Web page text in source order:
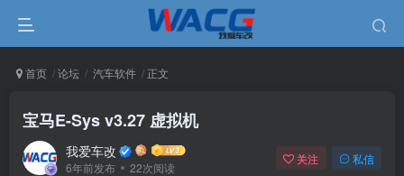
首页 论坛 汽车软件 正文
宝马E-Sys v3.27 虚拟机
我爱车改
6年前发布 22次阅读
关注 私信